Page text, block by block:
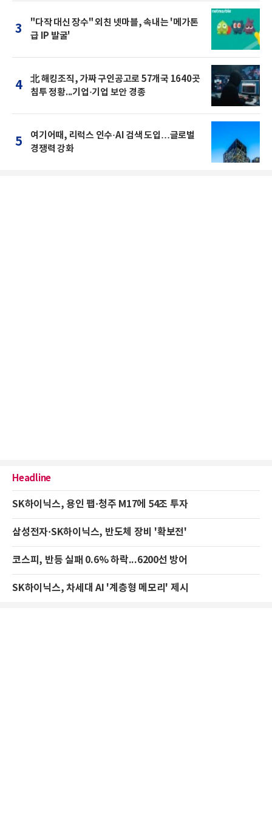
3
"다작 대신 장수" 외친 넷마블, 속내는 '메가톤
급 IP 발굴'
4
北 해킹조직, 가짜 구인공고로 57개국 1640곳
침투 정황...기업·기업 보안 경종
5
여기어때, 리럭스 인수·AI 검색 도입…글로벌
경쟁력 강화
Headline
SK하이닉스, 용인 팹·청주 M17에 54조 투자
삼성전자·SK하이닉스, 반도체 장비 '확보전'
코스피, 반등 실패 0.6% 하락...6200선 방어
SK하이닉스, 차세대 AI '계층형 메모리' 제시